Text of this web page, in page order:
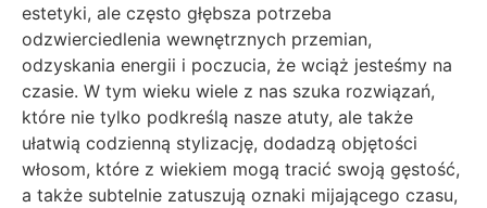
estetyki, ale często głębsza potrzeba
odzwierciedlenia wewnętrznych przemian,
odzyskania energii i poczucia, że wciąż jesteśmy na
czasie. W tym wieku wiele z nas szuka rozwiązań,
które nie tylko podkreślą nasze atuty, ale także
ułatwią codzienną stylizację, dodadzą objętości
włosom, które z wiekiem mogą tracić swoją gęstość,
a także subtelnie zatuszują oznaki mijającego czasu,